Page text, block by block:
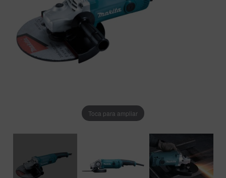
Toca para ampliar